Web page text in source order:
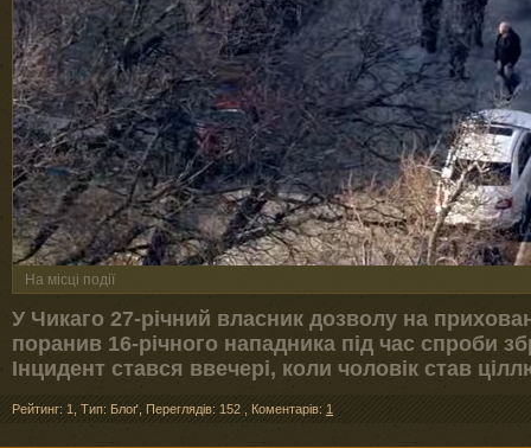
На місці події
У Чикаго 27-річний власник дозволу на
поранив 16-річного нападника під час спроби
Інцидент стався ввечері, коли чоловік став
Рейтинг: 1 Тип: Блоґ Переглядів: 152 Коментарів: 1